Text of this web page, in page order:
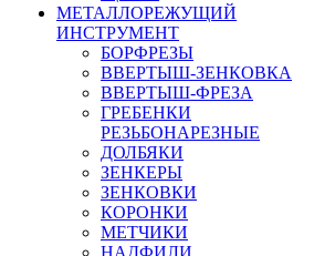
МЕТАЛЛОРЕЖУЩИЙ
ИНСТРУМЕНТ
БОРФРЕЗЫ
ВВЕРТЫШ-ЗЕНКОВКА
ВВЕРТЫШ-ФРЕЗА
ГРЕБЕНКИ
РЕЗЬБОНАРЕЗНЫЕ
ДОЛБЯКИ
ЗЕНКЕРЫ
ЗЕНКОВКИ
КОРОНКИ
МЕТЧИКИ
НАДФИЛИ